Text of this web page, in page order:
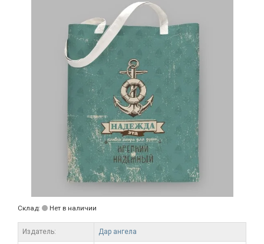
Склад: Нет в наличии
Издатель: Дар ангела